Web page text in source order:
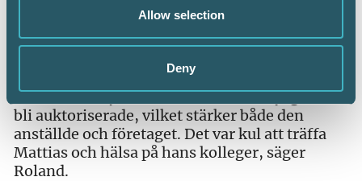
Allow selection
Deny
utredningen avseende återinförande av
revisionsplikten, obligatorium för digitala
årsredovisningar och modernisering av
– Mattias erbjuder sina anställda möjlighet att
bli auktoriserade, vilket stärker både den
anställde och företaget. Det var kul att träffa
Mattias och hälsa på hans kolleger, säger
Roland.